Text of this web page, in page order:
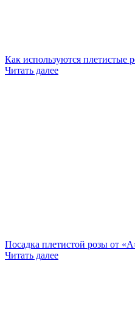
Как используются плетистые
Читать далее
Посадка плетистой розы от
Читать далее